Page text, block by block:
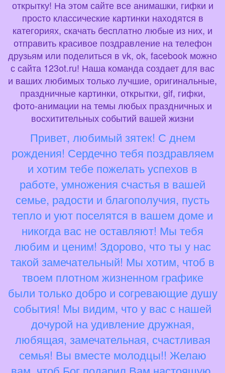
открытку! На этом сайте все анимашки, гифки и
просто классические картинки находятся в
категориях, скачать бесплатно любые из них, и
отправить красивое поздравление на телефон
друзьям или поделиться в vk, ok, facebook можно
с сайта 123ot.ru! Наша команда создает для вас
и ваших любимых только лучшие, оригинальные,
праздничные картинки, открытки, gif, гифки,
фото-анимации на темы любых праздничных и
восхитительных событий вашей жизни
Привет, любимый зятек! С днем
рождения! Сердечно тебя поздравляем
и хотим тебе пожелать успехов в
работе, умножения счастья в вашей
семье, радости и благополучия, пусть
тепло и уют поселятся в вашем доме и
никогда вас не оставляют! Мы тебя
любим и ценим! Здорово, что ты у нас
такой замечательный! Мы хотим, чтоб в
твоем плотном жизненном графике
были только добро и согревающие душу
события! Мы видим, что у вас с нашей
дочурой на удивление дружная,
любящая, замечательная, счастливая
семья! Вы вместе молодцы!! Желаю